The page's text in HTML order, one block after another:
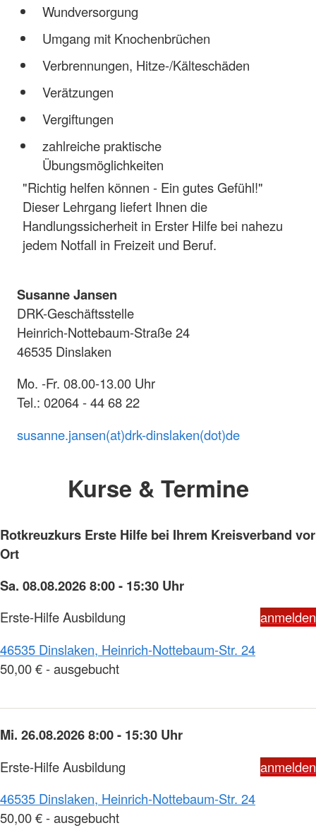
Wundversorgung
Umgang mit Knochenbrüchen
Verbrennungen, Hitze-/Kälteschäden
Verätzungen
Vergiftungen
zahlreiche praktische
Übungsmöglichkeiten
"Richtig helfen können - Ein gutes Gefühl!"
Dieser Lehrgang liefert Ihnen die
Handlungssicherheit in Erster Hilfe bei nahezu
jedem Notfall in Freizeit und Beruf.
Susanne Jansen
DRK-Geschäftsstelle
Heinrich-Nottebaum-Straße 24
46535 Dinslaken
Mo. -Fr. 08.00-13.00 Uhr
Tel.: 02064 - 44 68 22
susanne.jansen(at)drk-dinslaken(dot)de
Kurse & Termine
Rotkreuzkurs Erste Hilfe bei Ihrem Kreisverband vor
Ort
Sa. 08.08.2026 8:00 - 15:30 Uhr
Erste-Hilfe Ausbildung
anmelden
46535 Dinslaken, Heinrich-Nottebaum-Str. 24
50,00 € - ausgebucht
Mi. 26.08.2026 8:00 - 15:30 Uhr
Erste-Hilfe Ausbildung
anmelden
46535 Dinslaken, Heinrich-Nottebaum-Str. 24
50,00 € - ausgebucht